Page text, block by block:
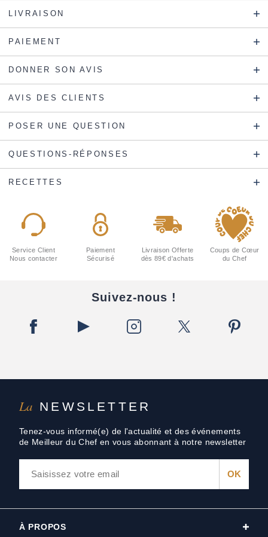
LIVRAISON
PAIEMENT
DONNER SON AVIS
AVIS DES CLIENTS
POSER UNE QUESTION
QUESTIONS-RÉPONSES
RECETTES
La NEWSLETTER
Tenez-vous informé(e) de l'actualité et des événements
de Meilleur du Chef en vous abonnant à notre newsletter
Service Client
Nous contacter
Paiement
Sécurisé
Livraison Offerte
dès 89€ d'achats
Coups de Cœur
du Chef
Suivez-nous !
À PROPOS